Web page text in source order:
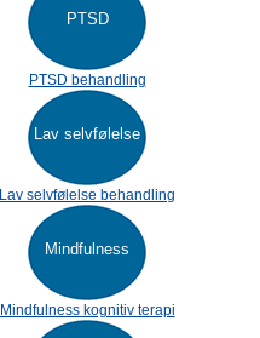
PTSD
PTSD behandling
Lav selvfølelse
Lav selvfølelse behandling
Mindfulness
Mindfulness kognitiv terapi